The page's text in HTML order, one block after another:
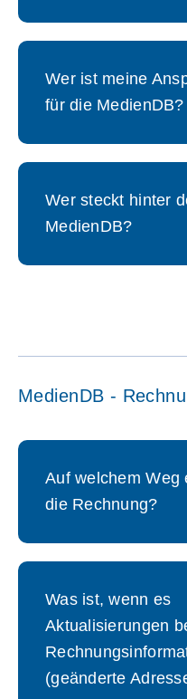
Wer ist meine
für die MedienDB?
Wer steckt hinter
MedienDB?
MedienDB -
Auf welchem Weg
die Rechnung?
Was ist, wenn es
Aktualisierungen
(geänderte